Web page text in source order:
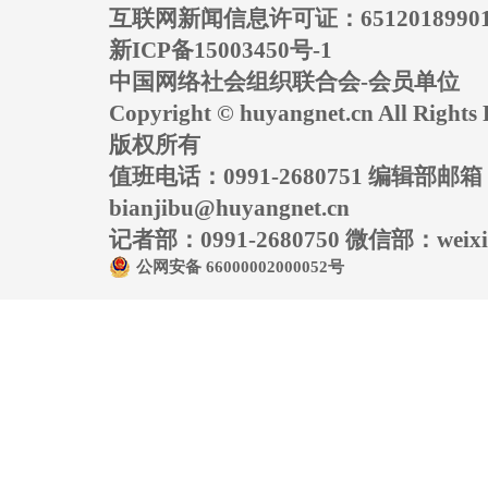
互联网新闻信息许可证：
新ICP备15003450号-1
中国网络社会组织联合会-会员单位
Copyright © huyangnet.cn All Rights
版权所有
值班电话：0991-2680751 编辑部邮箱
bianjibu@huyangnet.cn
记者部：0991-2680750 微信部：
公网安备 66000002000052号